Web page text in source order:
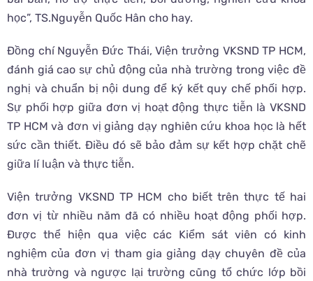
học”, TS.Nguyễn Quốc Hân cho hay.
Đồng chí Nguyễn Đức Thái, Viện trưởng VKSND TP HCM,
đánh giá cao sự chủ động của nhà trường trong việc đề
nghị và chuẩn bị nội dung để ký kết quy chế phối hợp.
Sự phối hợp giữa đơn vị hoạt động thực tiễn là VKSND
TP HCM và đơn vị giảng dạy nghiên cứu khoa học là hết
sức cần thiết. Điều đó sẽ bảo đảm sự kết hợp chặt chẽ
giữa lí luận và thực tiễn.
Viện trưởng VKSND TP HCM cho biết trên thực tế hai
đơn vị từ nhiều năm đã có nhiều hoạt động phối hợp.
Được thể hiện qua việc các Kiểm sát viên có kinh
nghiệm của đơn vị tham gia giảng dạy chuyên đề của
nhà trường và ngược lại trường cũng tổ chức lớp bồi